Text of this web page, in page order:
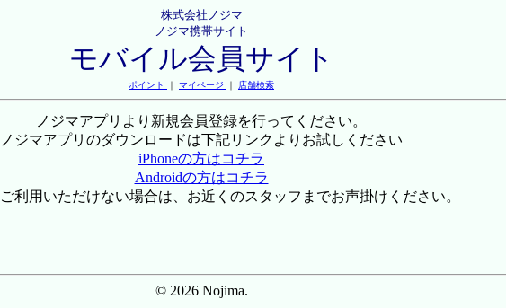
株式会社ノジマ
ノジマ携帯サイト
モバイル会員サイト
ポイント ｜ マイページ ｜ 店舗検索
ノジマアプリより新規会員登録を行ってください。
ノジマアプリのダウンロードは下記リンクよりお試しください
iPhoneの方はコチラ
Androidの方はコチラ
利用いただけない場合は、お近くのスタッフまでお声掛けください。
© 2026 Nojima.